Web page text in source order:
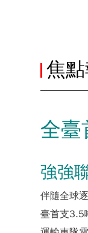
焦
全臺
強強
伴隨全球
臺首支3.5